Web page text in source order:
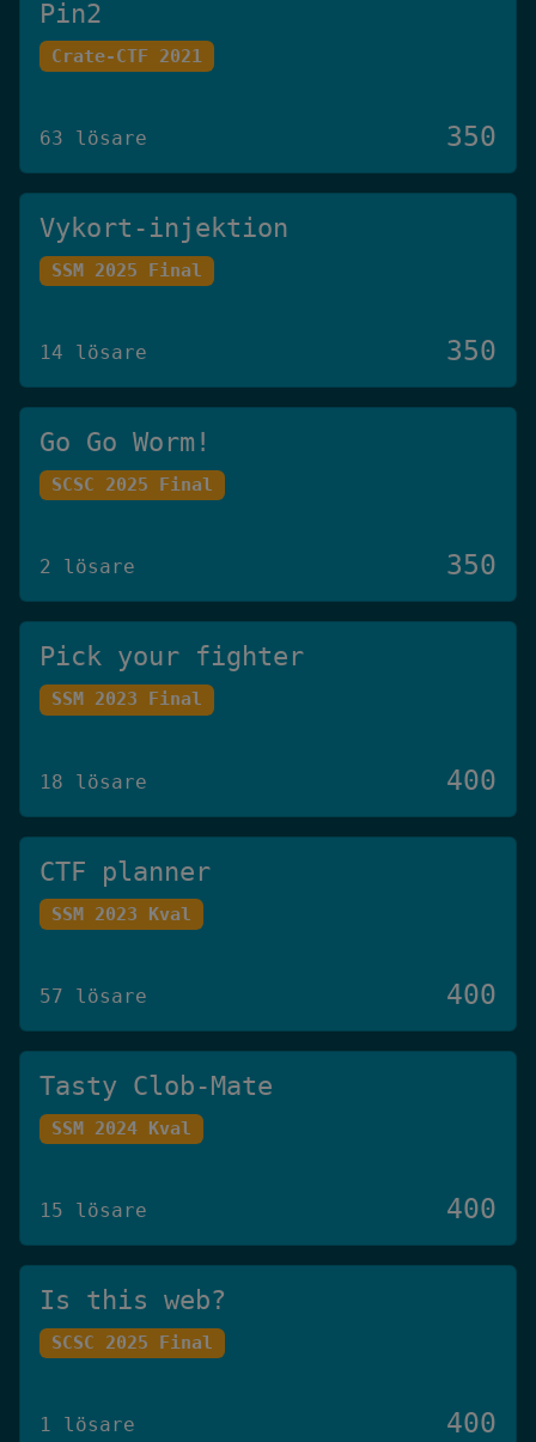
Pin2
Crate-CTF 2021
63 lösare 350
Vykort-injektion
SSM 2025 Final
14 lösare 350
Go Go Worm!
SCSC 2025 Final
2 lösare 350
Pick your fighter
SSM 2023 Final
18 lösare 400
CTF planner
SSM 2023 Kval
57 lösare 400
Tasty Clob-Mate
SSM 2024 Kval
15 lösare 400
Is this web?
SCSC 2025 Final
1 lösare 400